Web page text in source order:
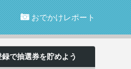
おでかけレポート
録で抽選券を貯めよう